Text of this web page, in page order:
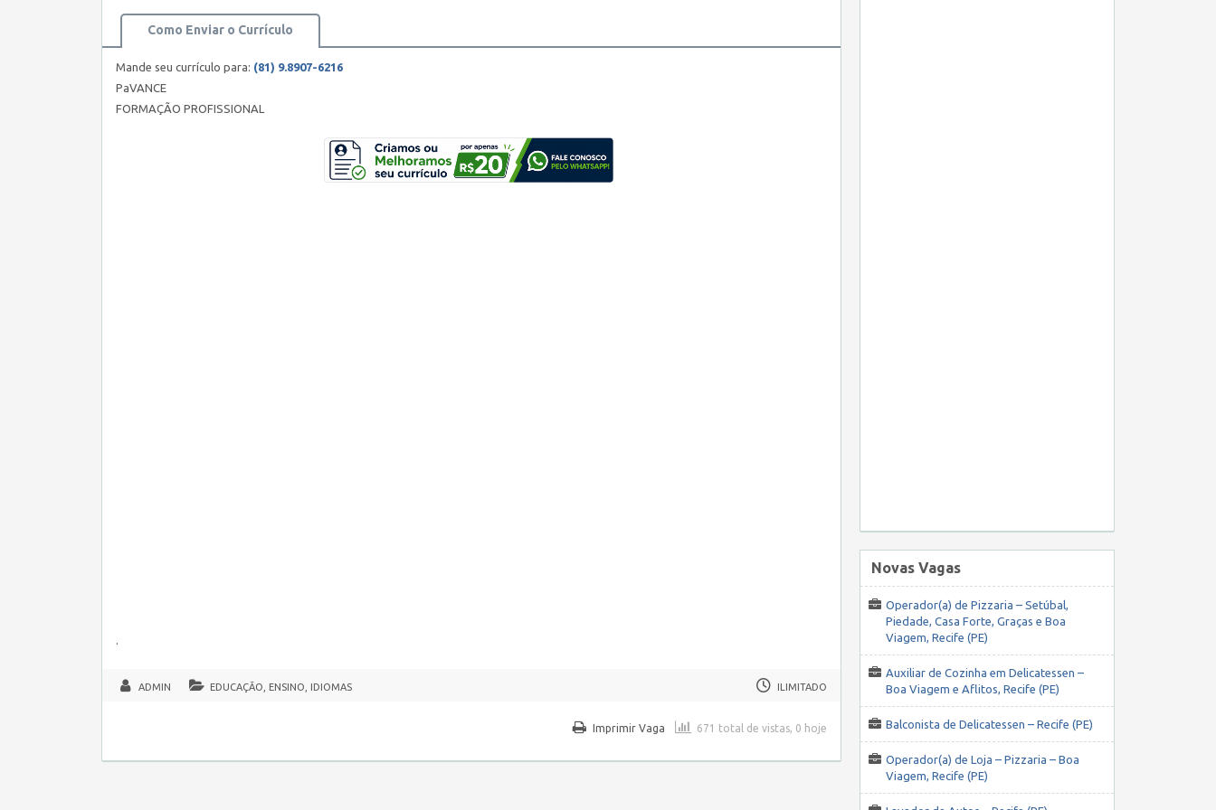
Como Enviar o Currículo
Mande seu currículo para: (81) 9.8907-6216
PaVANCE
FORMAÇÃO PROFISSIONAL
.
ADMIN EDUCAÇÃO, ENSINO, IDIOMAS ILIMITADO
671 total de vistas, 0 hoje
Imprimir Vaga
Novas Vagas
Operador(a) de Pizzaria – Setúbal,
Piedade, Casa Forte, Graças e Boa
Viagem, Recife (PE)
Auxiliar de Cozinha em Delicatessen –
Boa Viagem e Aflitos, Recife (PE)
Balconista de Delicatessen – Recife (PE)
Operador(a) de Loja – Pizzaria – Boa
Viagem, Recife (PE)